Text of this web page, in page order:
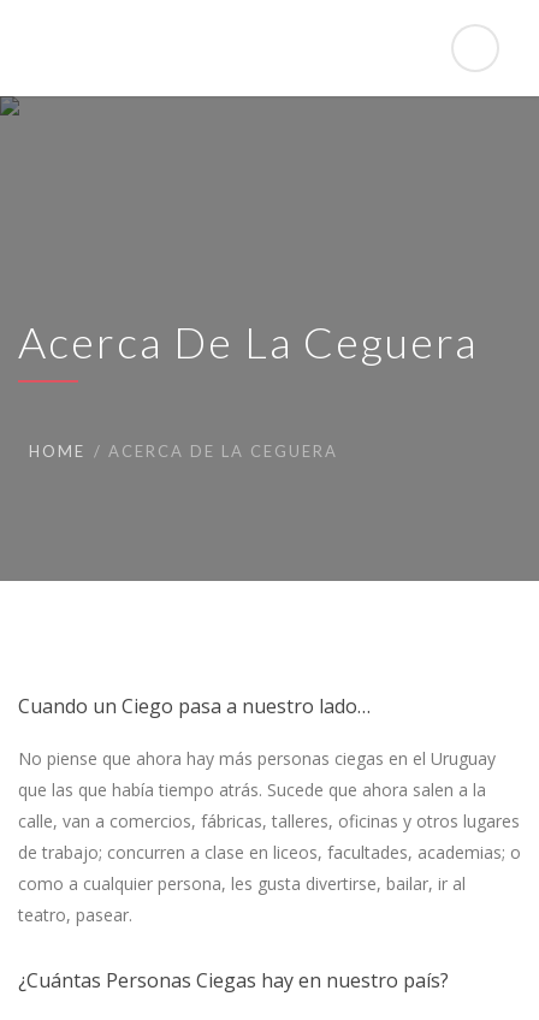
Acerca De La Ceguera
HOME ACERCA DE LA CEGUERA
Cuando un Ciego pasa a nuestro lado…
No piense que ahora hay más personas ciegas en el Uruguay
que las que había tiempo atrás. Sucede que ahora salen a la
calle, van a comercios, fábricas, talleres, oficinas y otros lugares
de trabajo; concurren a clase en liceos, facultades, academias; o
como a cualquier persona, les gusta divertirse, bailar, ir al
teatro, pasear.
¿Cuántas Personas Ciegas hay en nuestro país?